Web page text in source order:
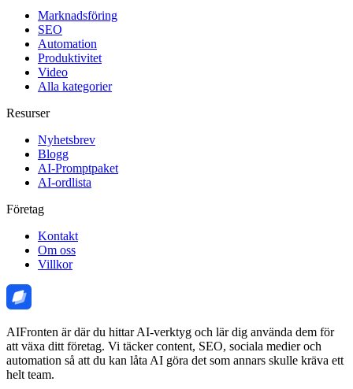
Marknadsföring
SEO
Automation
Produktivitet
Video
Alla kategorier
Resurser
Nyhetsbrev
Blogg
AI-Promptpaket
AI-ordlista
Företag
Kontakt
Om oss
Villkor
AIFronten är där du hittar AI-verktyg och lär dig använda dem för
att växa ditt företag. Vi täcker content, SEO, sociala medier och
automation så att du kan låta AI göra det som annars skulle kräva ett
helt team.